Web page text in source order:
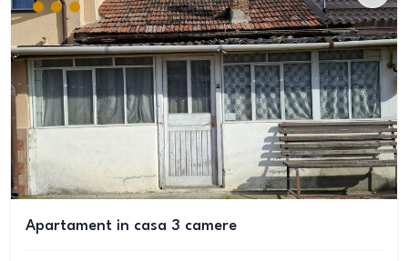
Apartament in casa 3 camere